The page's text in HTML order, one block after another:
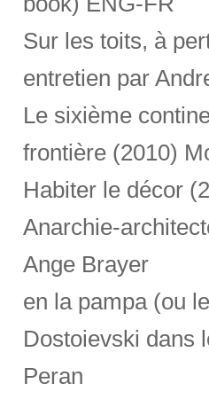
Sur les toits, à
entretien par
Le sixième
frontière (2010)
Habiter le décor
Anarchie-
Ange Brayer
en la pampa (ou
Dostoievski dans
Peran